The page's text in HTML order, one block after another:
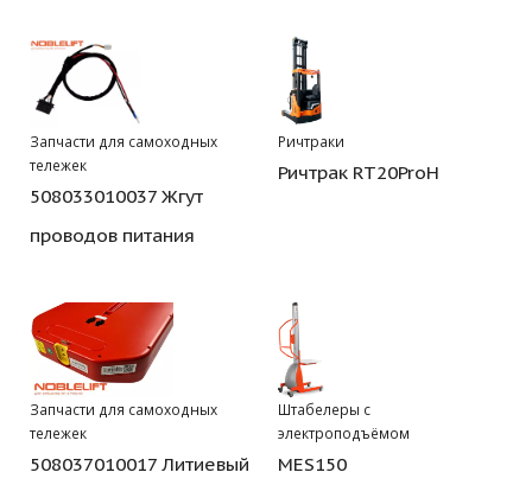
Запчасти для самоходных
тележек
508033010037 Жгут
проводов питания
Ричтраки
Ричтрак RT20ProH
Запчасти для самоходных
тележек
508037010017 Литиевый
Штабелеры с
электроподъёмом
MES150